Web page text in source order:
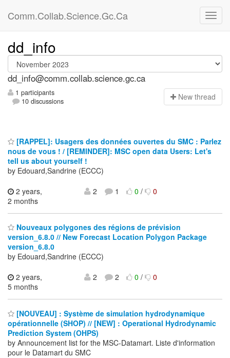
Comm.Collab.Science.Gc.Ca
dd_info
dd_info@comm.collab.science.gc.ca
1 participants
10 discussions
New thread
[RAPPEL]: Usagers des données ouvertes du SMC : Parlez
nous de vous ! / [REMINDER]: MSC open data Users: Let's
tell us about yourself !
by Edouard,Sandrine (ECCC)
2 years,
2 months
2 1 0/ 0
Nouveaux polygones des régions de prévision
version_6.8.0 // New Forecast Location Polygon Package
version_6.8.0
by Edouard,Sandrine (ECCC)
2 years,
5 months
2 2 0/ 0
[NOUVEAU] : Système de simulation hydrodynamique
opérationnelle (SHOP) // [NEW] : Operational Hydrodynamic
Prediction System (OHPS)
by Announcement list for the MSC-Datamart. Liste d'information
pour le Datamart du SMC